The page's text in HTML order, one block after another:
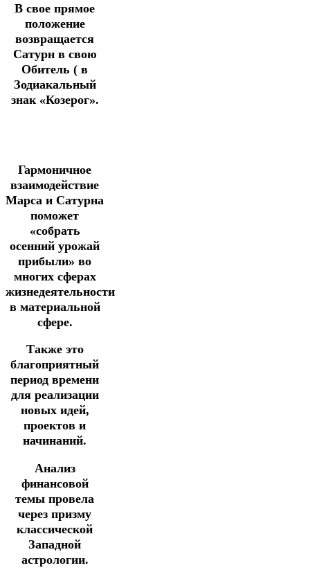
В свое прямое
положение
возвращается
Сатурн в свою
Обитель ( в
Зодиакальный
знак «Козерог».
Гармоничное
взаимодействие
Марса и Сатурна
поможет
«собрать
осенний урожай
прибыли» во
многих сферах
жизнедеятельности
в материальной
сфере.
Также это
благоприятный
период времени
для реализации
новых идей,
проектов и
начинаний.
Анализ
финансовой
темы провела
через призму
классической
Западной
астрологии.